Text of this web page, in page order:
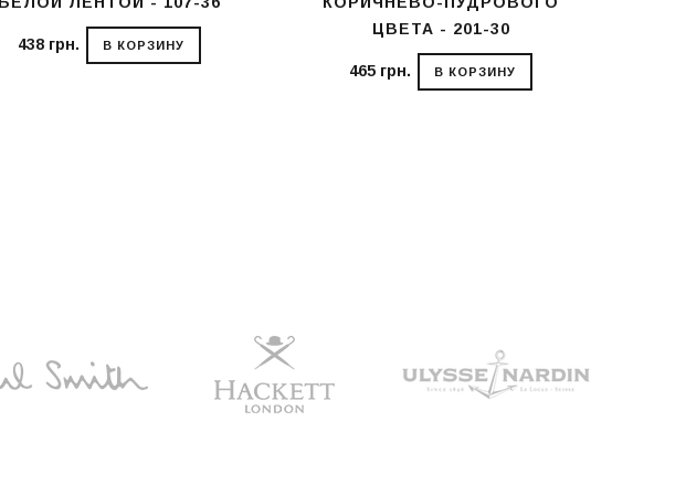
438 грн. В КОРЗИНУ
ЦВЕТА - 201-30
465 грн. В КОРЗИНУ